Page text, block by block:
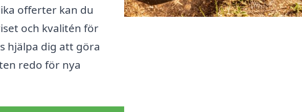
offerter kan du
och kvalitén för
hjälpa dig att göra
redo för nya